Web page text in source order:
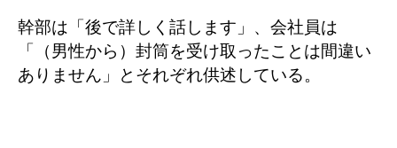
幹部は「後で詳しく話します」、会社員は
「（男性から）封筒を受け取ったことは間違い
ありません」とそれぞれ供述している。